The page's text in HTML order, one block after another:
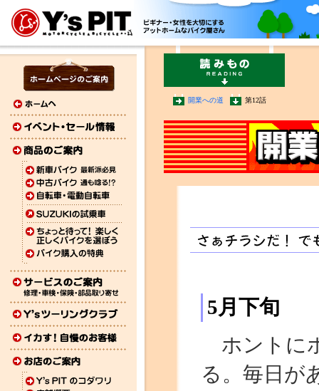
開業への道 第12話
5月下旬
ホントに
る。毎日が